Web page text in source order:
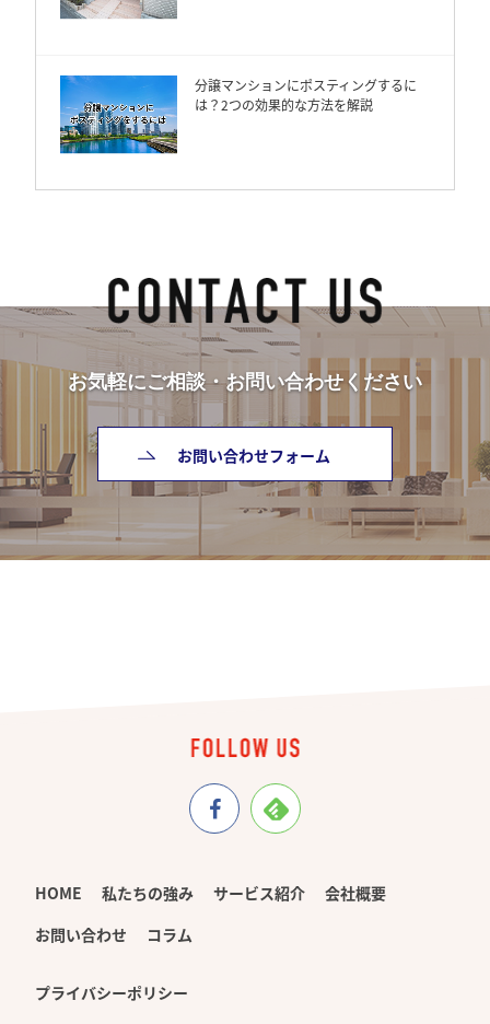
分譲マンションにポスティングするに
は？2つの効果的な方法を解説
お気軽にご相談・お問い合わせください
お問い合わせフォーム
HOME 私たちの強み サービス紹介
会社概要
お問い合わせ
コラム
プライバシーポリシー